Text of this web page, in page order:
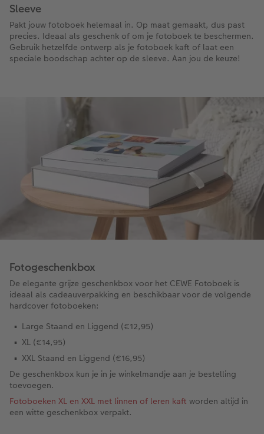
Sleeve
Pakt jouw fotoboek helemaal in. Op maat gemaakt, dus past
precies. Ideaal als geschenk of om je fotoboek te beschermen.
Gebruik hetzelfde ontwerp als je fotoboek kaft of laat een
speciale boodschap achter op de sleeve. Aan jou de keuze!
Fotogeschenkbox
De elegante grijze geschenkbox voor het CEWE Fotoboek is
ideaal als cadeauverpakking en beschikbaar voor de volgende
hardcover fotoboeken:
Large Staand en Liggend (€12,95)
XL (€14,95)
XXL Staand en Liggend (€16,95)
De geschenkbox kun je in je winkelmandje aan je bestelling
toevoegen.
Fotoboeken XL en XXL met linnen of leren kaft worden altijd in
een witte geschenkbox verpakt.